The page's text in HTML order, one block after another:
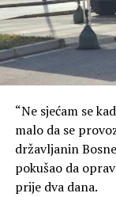
“Ne sjećam se
malo da se
državljanin
pokušao da
prije dva dana.